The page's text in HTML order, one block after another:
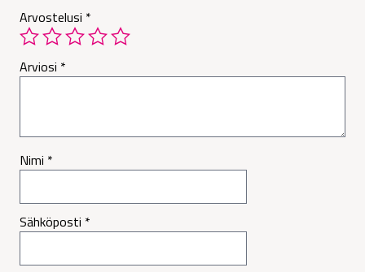
Arvostelusi *
Arviosi *
Nimi *
Sähköposti *